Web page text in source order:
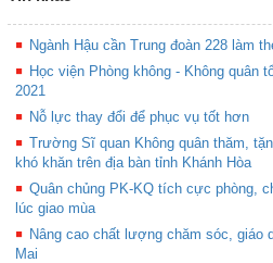
Ngành Hậu cần Trung đoàn 228 làm
Học viện Phòng không - Không quân
2021
Nỗ lực thay đổi để phục vụ tốt hơn
Trường Sĩ quan Không quân thăm,
khó khăn trên địa bàn tỉnh Khánh Hòa
Quân chủng PK-KQ tích cực phòng,
lúc giao mùa
Nâng cao chất lượng chăm sóc, giáo
Mai